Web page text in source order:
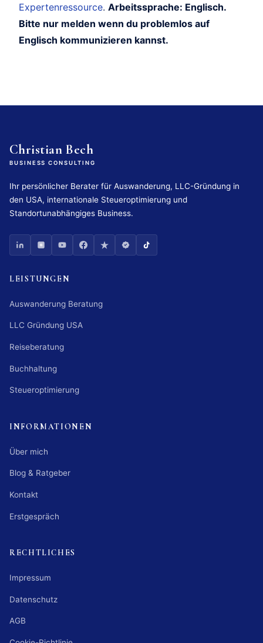
Expertenressource. Arbeitssprache: Englisch.
Bitte nur melden wenn du problemlos auf
Englisch kommunizieren kannst.
Christian Bech
BUSINESS CONSULTING
Ihr persönlicher Berater für Auswanderung, LLC-Gründung in
den USA, internationale Steueroptimierung und
Standortunabhängiges Business.
LEISTUNGEN
Auswanderung Beratung
LLC Gründung USA
Reiseberatung
Buchhaltung
Steueroptimierung
INFORMATIONEN
Über mich
Blog & Ratgeber
Kontakt
Erstgespräch
RECHTLICHES
Impressum
Datenschutz
AGB